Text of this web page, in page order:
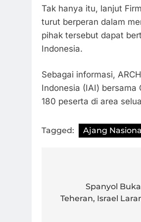
Tak hanya itu, lanjut
turut berperan dalam
pihak tersebut dapat
Indonesia.
Sebagai informasi,
Indonesia (IAI) bersama
180 peserta di area
Tagged: Ajang
navigation
Spanyol
Teheran, Israel